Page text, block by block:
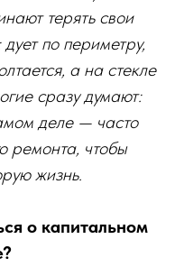
терять свои
по периметру,
а на стекле
сразу думают:
деле — часто
ремонта, чтобы
жизнь.
о капитальном